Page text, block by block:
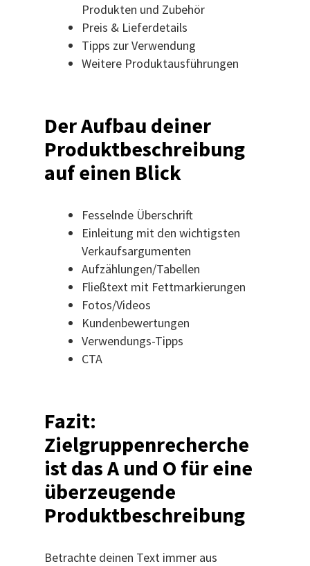
Produkten und Zubehör
Preis & Lieferdetails
Tipps zur Verwendung
Weitere Produktausführungen
Der Aufbau deiner
Produktbeschreibung
auf einen Blick
Fesselnde Überschrift
Einleitung mit den wichtigsten
Verkaufsargumenten
Aufzählungen/Tabellen
Fließtext mit Fettmarkierungen
Fotos/Videos
Kundenbewertungen
Verwendungs-Tipps
CTA
Fazit:
Zielgruppenrecherche
ist das A und O für eine
überzeugende
Produktbeschreibung
Betrachte deinen Text immer aus